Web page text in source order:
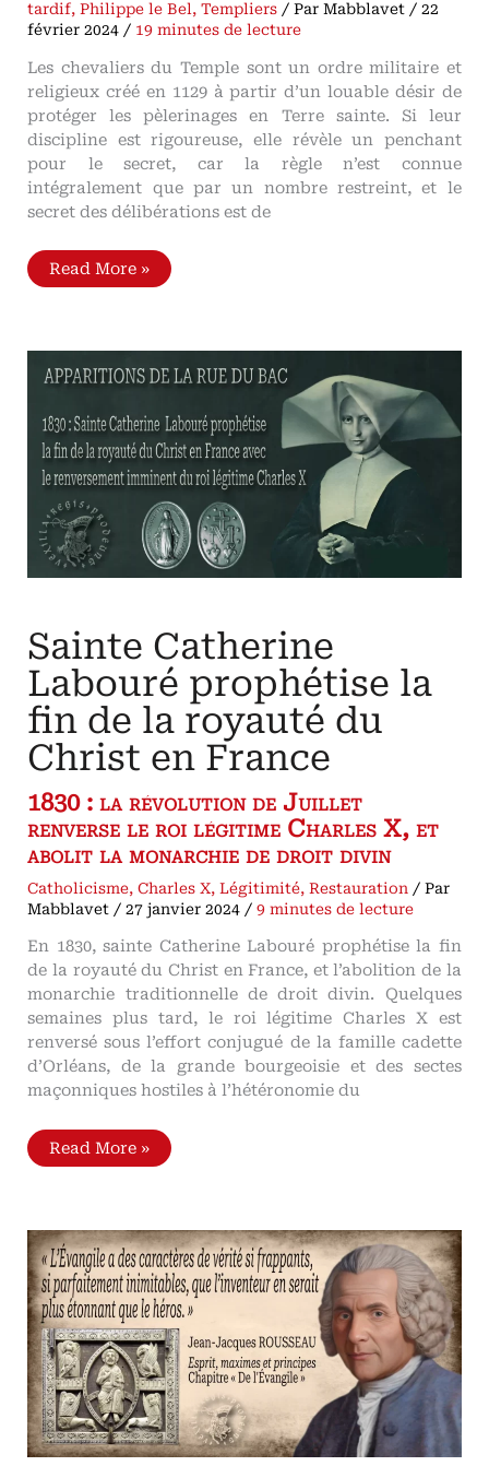
tardif,Philippe le Bel,Templiers / ParMabblavet /22
février 2024 / 19 minutes de lecture
Les chevaliers du Temple sont un ordre militaire et
religieux créé en 1129 à partir d’un louable désir de
protéger les pèlerinages en Terre sainte. Si leur
discipline est rigoureuse, elle révèle un penchant
pour le secret, car la règle n’est connue
intégralement que par un nombre restreint, et le
secret des délibérations est de
Les
chevaliers
le
duc
de
de
l’Académie
Française
Read More »
Sainte Catherine
Labouré prophétise la
fin de la royauté du
Christ en France
1830 : la révolution de Juillet
renverse le roi légitime Charles X, et
abolit la monarchie de droit divin
Catholicisme,Charles X,Légitimité,Restauration / Par
Mabblavet /27 janvier 2024 /9 minutes de lecture
En 1830, sainte Catherine Labouré prophétise la fin
de la royauté du Christ en France, et l’abolition de la
monarchie traditionnelle de droit divin. Quelques
semaines plus tard, le roi légitime Charles X est
renversé sous l’effort conjugué de la famille cadette
d’Orléans, de la grande bourgeoisie et des sectes
maçonniques hostiles à l’hétéronomie du
Sainte
Catherine
fin
de
la
royauté
du
Christ
en
France
1830
:
la
révolution
de
Juillet
renverse
le
Read More »